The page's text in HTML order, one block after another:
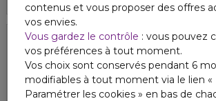
contenus et vous proposer des offres
vos envies.
Vous gardez le contrôle : vous pouvez
vos préférences à tout moment.
Vos choix sont conservés pendant 6
modifiables à tout moment via le lien «
Paramétrer les cookies » en bas de